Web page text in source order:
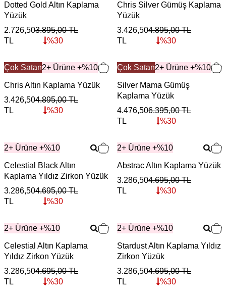
Dotted Gold Altın Kaplama
Yüzük
2.726,50
TL
3.895,00TL
%30
Chris Silver Gümüş Kaplama
Yüzük
3.426,50
TL
4.895,00TL
%30
Çok Satan2+ Ürüne +%10
Chris Altın Kaplama Yüzük
3.426,50
TL
4.895,00TL
%30
Çok Satan2+ Ürüne +%10
Silver Mama Gümüş
Kaplama Yüzük
4.476,50
TL
6.395,00TL
%30
2+ Ürüne +%10
Celestial Black Altın
Kaplama Yıldız Zirkon Yüzük
3.286,50
TL
4.695,00TL
%30
2+ Ürüne +%10
Abstrac Altın Kaplama Yüzük
3.286,50
TL
4.695,00TL
%30
2+ Ürüne +%10
Celestial Altın Kaplama
Yıldız Zirkon Yüzük
3.286,50
TL
4.695,00TL
%30
2+ Ürüne +%10
Stardust Altın Kaplama Yıldız
Zirkon Yüzük
3.286,50
TL
4.695,00TL
%30